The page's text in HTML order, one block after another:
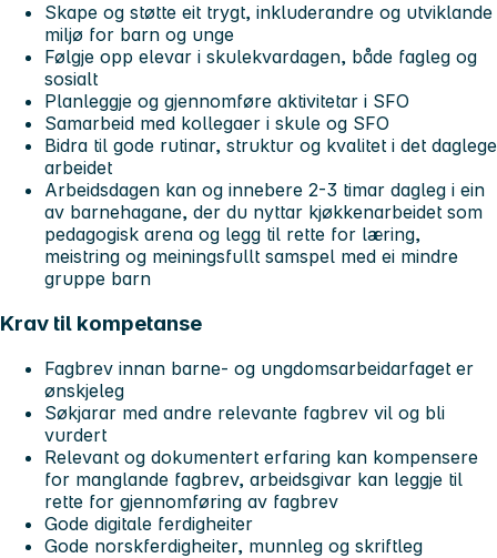
Skape og støtte eit trygt, inkluderandre og utviklande
miljø for barn og unge
Følgje opp elevar i skulekvardagen, både fagleg og
sosialt
Planleggje og gjennomføre aktivitetar i SFO
Samarbeid med kollegaer i skule og SFO
Bidra til gode rutinar, struktur og kvalitet i det daglege
arbeidet
Arbeidsdagen kan og innebere 2-3 timar dagleg i ein
av barnehagane, der du nyttar kjøkkenarbeidet som
pedagogisk arena og legg til rette for læring,
meistring og meiningsfullt samspel med ei mindre
gruppe barn
Krav til kompetanse
Fagbrev innan barne- og ungdomsarbeidarfaget er
ønskjeleg
Søkjarar med andre relevante fagbrev vil og bli
vurdert
Relevant og dokumentert erfaring kan kompensere
for manglande fagbrev, arbeidsgivar kan leggje til
rette for gjennomføring av fagbrev
Gode digitale ferdigheiter
Gode norskferdigheiter, munnleg og skriftleg